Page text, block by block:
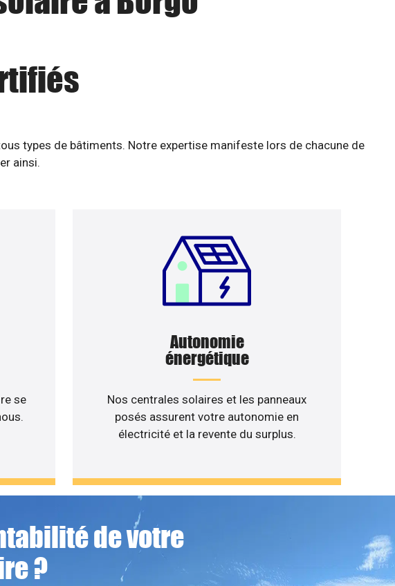
types de bâtiments. Notre expertise manifeste lors de chacune de
ainsi.
se
Autonomie
énergétique
Nos centrales solaires et les panneaux
posés assurent votre autonomie en
électricité et la revente du surplus.
de votre
?